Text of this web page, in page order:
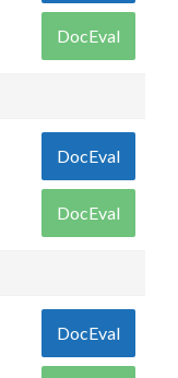
DocEval
DocEval
DocEval
DocEval